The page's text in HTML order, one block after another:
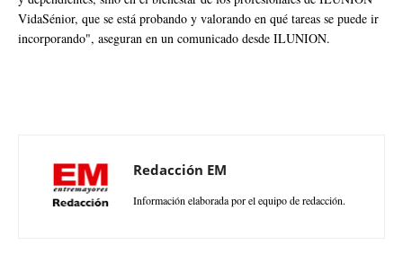
VidaSénior, que se está probando y valorando en qué tareas se puede ir
incorporando", aseguran en un comunicado desde ILUNION.
Redacción EM
Información elaborada por el equipo de redacción.